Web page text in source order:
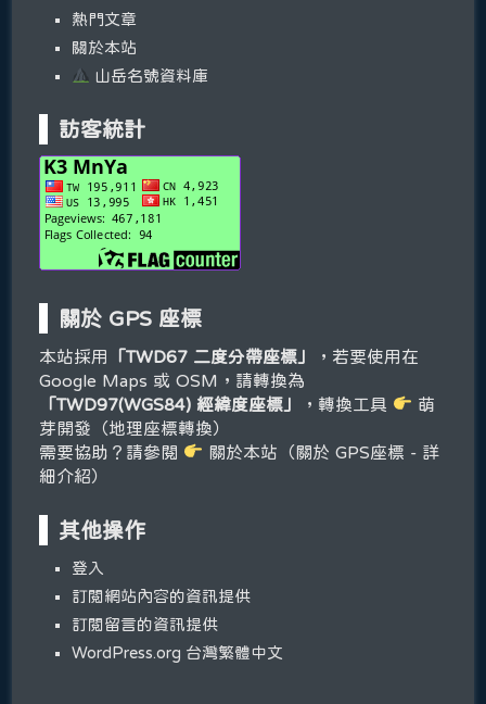
熱門文章
關於本站
山岳名號資料庫
訪客統計
關於 GPS 座標
本站採用 「TWD67 二度分帶座標」
，若要使用在
Google Maps 或 OSM，請轉換為
「TWD97(WGS84) 經緯度座標」
，轉換工具
萌
芽開發（地理座標轉換）
需要協助？請參閱
關於本站（關於 GPS座標 - 詳
細介紹）
其他操作
登入
訂閱網站內容的資訊提供
訂閱留言的資訊提供
WordPress.org 台灣繁體中文